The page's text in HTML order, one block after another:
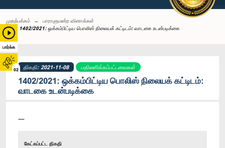
பார்க்க
02
முதற்பக்கம்
பாராளுமன்ற வினாக்கள்
1402/2021: ஒக்கம்பிட்டிய பொலிஸ் நிலையக் கட்டிடம்: வாடகை உடன்படிக்கை
திகதி: 2021-11-08 பதிலளிக்கப்பட்டவைகள்
1402/2021: ஒக்கம்பிட்டிய பொலிஸ் நிலையக் கட்டிடம்:
வாடகை உடன்படிக்கை
----
கேட்கப்பட்ட திகதி